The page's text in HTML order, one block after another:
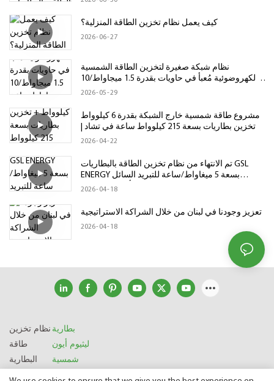
كيف يعمل نظام تخزين الطاقة المنزلية؟
2026 06 27
نظام شبكة صغيرة لتخزين الطاقة الشمسية
الكهروضوئية مُعبأ في حاويات بقدرة 1.5 ميجاواط/10
ميجاواط ساعة لتطبيقات متصلة/غير متصلة بالشبكة
2026 05 29
مشروع طاقة شمسية خارج الشبكة بقدرة 6 كيلوواط
+ تخزين بطاريات بسعة 215 كيلوواط ساعة في تشاد |
نظام تخزين طاقة منخفض الجهد
2026 04 22
تم الانتهاء من نظام تخزين الطاقة بالبطاريات GSL
ENERGY بسعة 5 ميغاواط/ساعة للتبريد السائل
وشحنه إلى أوروبا الشرقية
2026 04 18
تعزيز وجودنا في لبنان من خلال الشراكة الاستراتيجية
2026 04 18
نظام تخزين
طاقة
البطارية
بطارية
ليثيوم أيون
شمسية